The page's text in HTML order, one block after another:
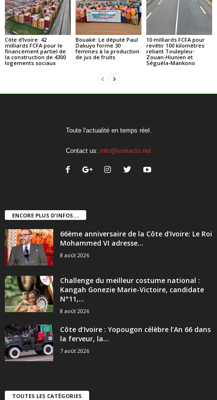
Côte d’Ivoire: 42
milliards FCFA pour le
financement partiel de
la construction de 4300
logements sociaux
Bouaké: Le député Paul
Dakuyo forme 30
femmes à la production
de jus de fruits
10 milliards FCFA pour
revêtir 100 kilomètres
reliant Toulepleu-
Zouan-Hiunien et
Séguéla-Mankono
Toute l'actualité en temps réel.
Contact us: info@ivoiractu.net
ENCORE PLUS D'INFOS....
66ème anniversaire de la Côte d’Ivoire: Le Roi
Mohammed VI adresse...
8 août 2026
Challenge du meilleur costume national :
Kangah Gonezie Marie-Victoire, candidate
N°11,...
8 août 2026
Côte d’Ivoire : Yopougon célèbre l’An 66 dans
la ferveur, la...
7 août 2026
TOUTES LES CATÉGORIES